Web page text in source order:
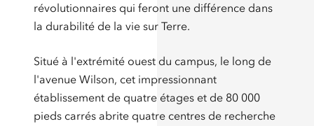
révolutionnaires qui feront une différence dans
la durabilité de la vie sur Terre.
Situé à l'extrémité ouest du campus, le long de
l'avenue Wilson, cet impressionnant
établissement de quatre étages et de 80 000
pieds carrés abrite quatre centres de recherche